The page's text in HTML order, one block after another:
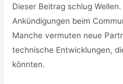
Dieser Beitrag schlug
Ankündigungen beim
Manche vermuten neue
technische Entwicklungen,
könnten.